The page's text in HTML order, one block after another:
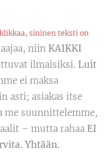
sininen teksti on
niin KAIKKI
ilmaisiksi. Luit
ei maksa
asti; asiakas itse
me suunnittelemme,
– mutta rahaa EI
Yhtään.